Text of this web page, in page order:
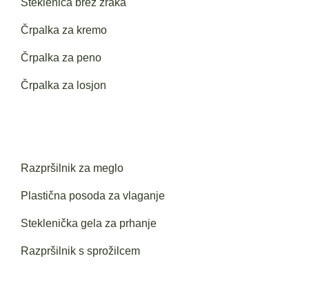
Steklenica brez zraka
Črpalka za kremo
Črpalka za peno
Črpalka za losjon
Razpršilnik za meglo
Plastična posoda za vlaganje
Steklenička gela za prhanje
Razpršilnik s sprožilcem